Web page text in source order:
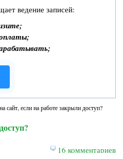
ведение записей:
сайт, если на работе закрыли доступ?
16 комментариев